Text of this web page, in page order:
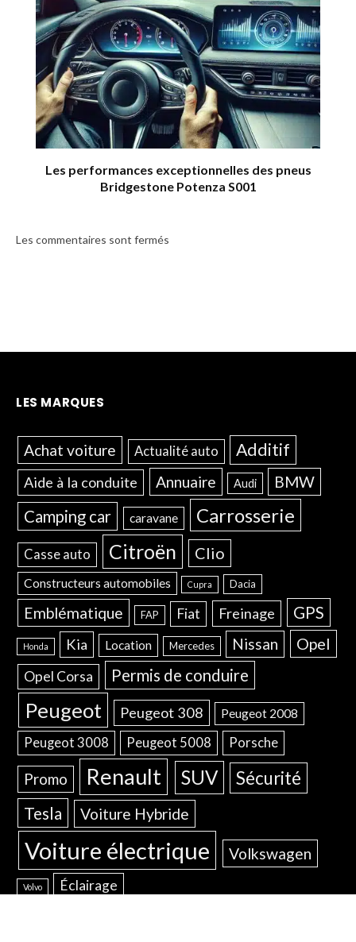
Les performances exceptionnelles des pneus
Bridgestone Potenza S001
Les commentaires sont fermés
LES MARQUES
Achat voiture Actualité auto Additif
Aide à la conduite Annuaire Audi BMW
Camping car caravane Carrosserie
Casse auto Citroën Clio
Constructeurs automobiles Cupra Dacia
Emblématique FAP Fiat Freinage GPS
Honda Kia Location Mercedes Nissan Opel
Opel Corsa Permis de conduire
Peugeot Peugeot 308 Peugeot 2008
Peugeot 3008 Peugeot 5008 Porsche
Promo Renault SUV Sécurité
Tesla Voiture Hybride
Voiture électrique Volkswagen
Volvo Éclairage